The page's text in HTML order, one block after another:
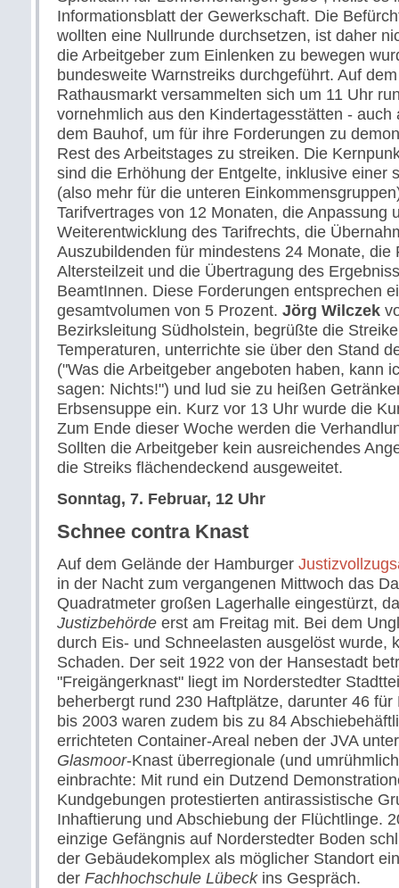
Informationsblatt der Gewerkschaft. Die
wollten eine Nullrunde durchsetzen, ist daher
die Arbeitgeber zum Einlenken zu bewegen
bundesweite Warnstreiks durchgeführt. Auf
Rathausmarkt versammelten sich um 11 Uhr
vornehmlich aus den Kindertagesstätten - auch
dem Bauhof, um für ihre Forderungen zu
Rest des Arbeitstages zu streiken. Die
sind die Erhöhung der Entgelte, inklusive einer
(also mehr für die unteren
Tarifvertrages von 12 Monaten, die Anpassung
Weiterentwicklung des Tarifrechts, die
Auszubildenden für mindestens 24 Monate, die
Altersteilzeit und die Übertragung des
BeamtInnen. Diese Forderungen entsprechen
gesamtvolumen von 5 Prozent. Jörg Wilczek
Bezirksleitung Südholstein, begrüßte die
Temperaturen, unterrichte sie über den Stand
("Was die Arbeitgeber angeboten haben, kann
sagen: Nichts!") und lud sie zu heißen
Erbsensuppe ein. Kurz vor 13 Uhr wurde die
Zum Ende dieser Woche werden die
Sollten die Arbeitgeber kein ausreichendes
die Streiks flächendeckend ausgeweitet.
Sonntag, 7. Februar, 12 Uhr
Schnee contra Knast
Auf dem Gelände der Hamburger
in der Nacht zum vergangenen Mittwoch das
Quadratmeter großen Lagerhalle eingestürzt,
Justizbehörde erst am Freitag mit. Bei dem
durch Eis- und Schneelasten ausgelöst wurde,
Schaden. Der seit 1922 von der Hansestadt
"Freigängerknast" liegt im Norderstedter
beherbergt rund 230 Haftplätze, darunter 46 für
bis 2003 waren zudem bis zu 84
errichteten Container-Areal neben der JVA
Glasmoor-Knast überregionale (und
einbrachte: Mit rund ein Dutzend
Kundgebungen protestierten antirassistische
Inhaftierung und Abschiebung der Flüchtlinge.
einzige Gefängnis auf Norderstedter Boden
der Gebäudekomplex als möglicher Standort
der Fachhochschule Lübeckins Gespräch.